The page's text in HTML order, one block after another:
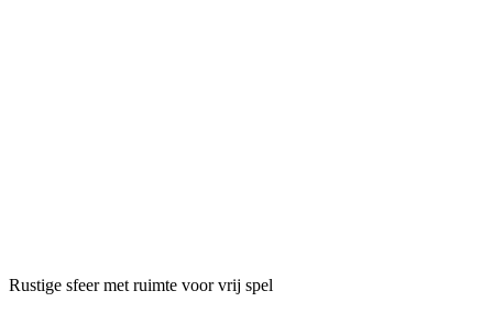
Rustige sfeer met ruimte voor vrij spel